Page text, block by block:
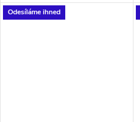
Odesíláme ihned